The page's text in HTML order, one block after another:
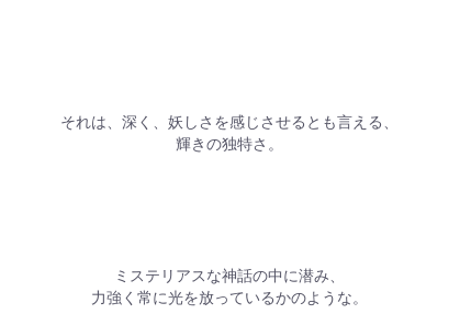
それは、深く、妖しさを感じさせるとも言える、
輝きの独特さ。
ミステリアスな神話の中に潜み、
力強く常に光を放っているかのような。